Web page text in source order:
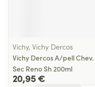
Vichy, Vichy Dercos
Vichy Dercos A/pell Chev.
Sec Reno Sh 200ml
20,95 €